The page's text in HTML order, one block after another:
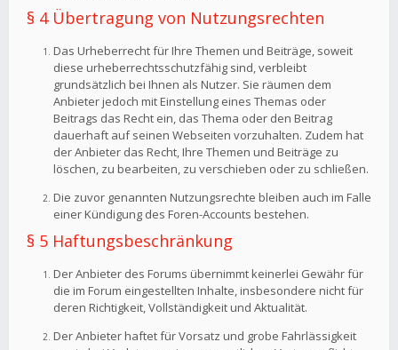
§ 4 Übertragung von Nutzungsrechten
Das Urheberrecht für Ihre Themen und Beiträge, soweit
diese urheberrechtsschutzfähig sind, verbleibt
grundsätzlich bei Ihnen als Nutzer. Sie räumen dem
Anbieter jedoch mit Einstellung eines Themas oder
Beitrags das Recht ein, das Thema oder den Beitrag
dauerhaft auf seinen Webseiten vorzuhalten. Zudem hat
der Anbieter das Recht, Ihre Themen und Beiträge zu
löschen, zu bearbeiten, zu verschieben oder zu schließen.
Die zuvor genannten Nutzungsrechte bleiben auch im Falle
einer Kündigung des Foren-Accounts bestehen.
§ 5 Haftungsbeschränkung
Der Anbieter des Forums übernimmt keinerlei Gewähr für
die im Forum eingestellten Inhalte, insbesondere nicht für
deren Richtigkeit, Vollständigkeit und Aktualität.
Der Anbieter haftet für Vorsatz und grobe Fahrlässigkeit